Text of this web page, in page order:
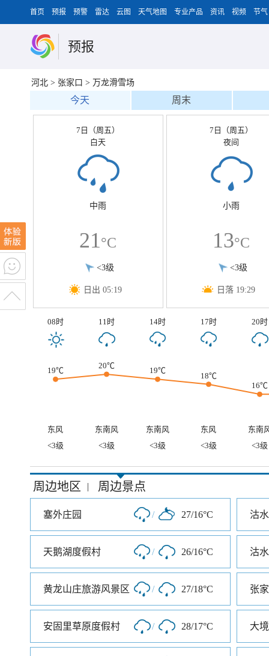
首页 预报 预警 雷达 云图 天气地图 专业产品 资讯 视频 节气
预报
河北 > 张家口 > 万龙滑雪场
今天 周末
7日（周五）
白天
中雨
21°C
<3级
日出 05:19
7日（周五）
夜间
小雨
13°C
<3级
日落 19:29
08时 11时 14时 17时 20时
19℃
20℃
19℃
18℃
16℃
东风 东南风 东南风 东风
东南
<3级
<3级 <3级 <3级 <3级
周边地区 | 周边景点
塞外庄园 / 27/16°C 沽
天鹅湖度假村 / 26/16°C 沽
黄龙山庄旅游风景区 / 27/18°C 张
安固里草原度假村 / 28/17°C 大